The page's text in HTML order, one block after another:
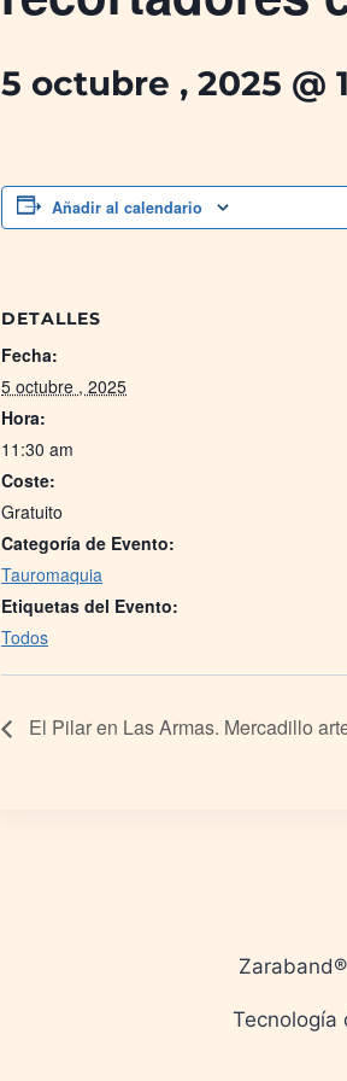
5 octubre , 2025 @
Añadir al calendario
DETALLES
Fecha:
5 octubre , 2025
Hora:
11:30 am
Coste:
Gratuito
Categoría de Evento:
Tauromaquia
Etiquetas del Evento:
Todos
El Pilar en Las Armas. Mercadillo
Tecnología